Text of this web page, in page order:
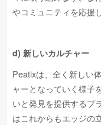
やコミュニティを応援
d) 新しいカルチャー
Peatixは、全く新しい
ャーとなっていく様子
いと発見を提供するプ
はこれからもエッジの